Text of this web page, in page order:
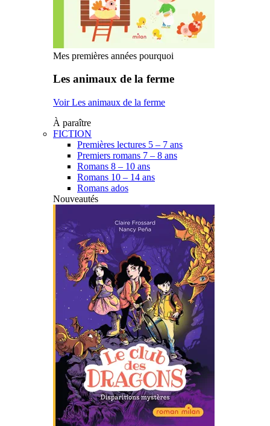
Mes premières années pourquoi
Les animaux de la ferme
Voir Les animaux de la ferme
À paraître
FICTION
Premières lectures 5 – 7 ans
Premiers romans 7 – 8 ans
Romans 8 – 10 ans
Romans 10 – 14 ans
Romans ados
Nouveautés